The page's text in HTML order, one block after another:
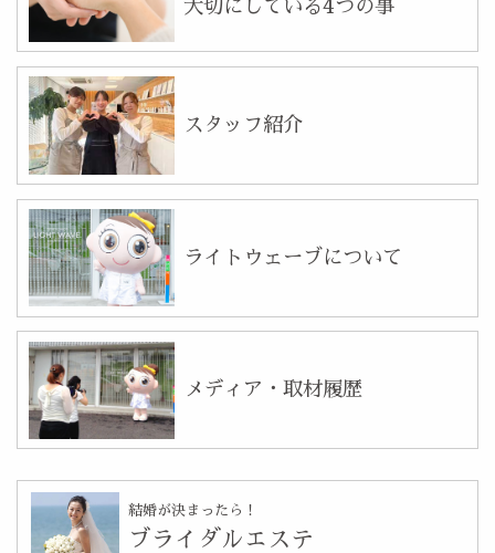
大切にしている4つの事
スタッフ紹介
ライトウェーブについて
メディア・取材履歴
結婚が決まったら！
ブライダルエステ